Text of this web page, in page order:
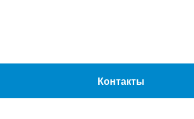
Контакты